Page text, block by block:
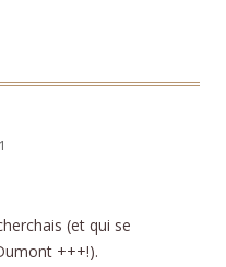
(et qui se
+++!).